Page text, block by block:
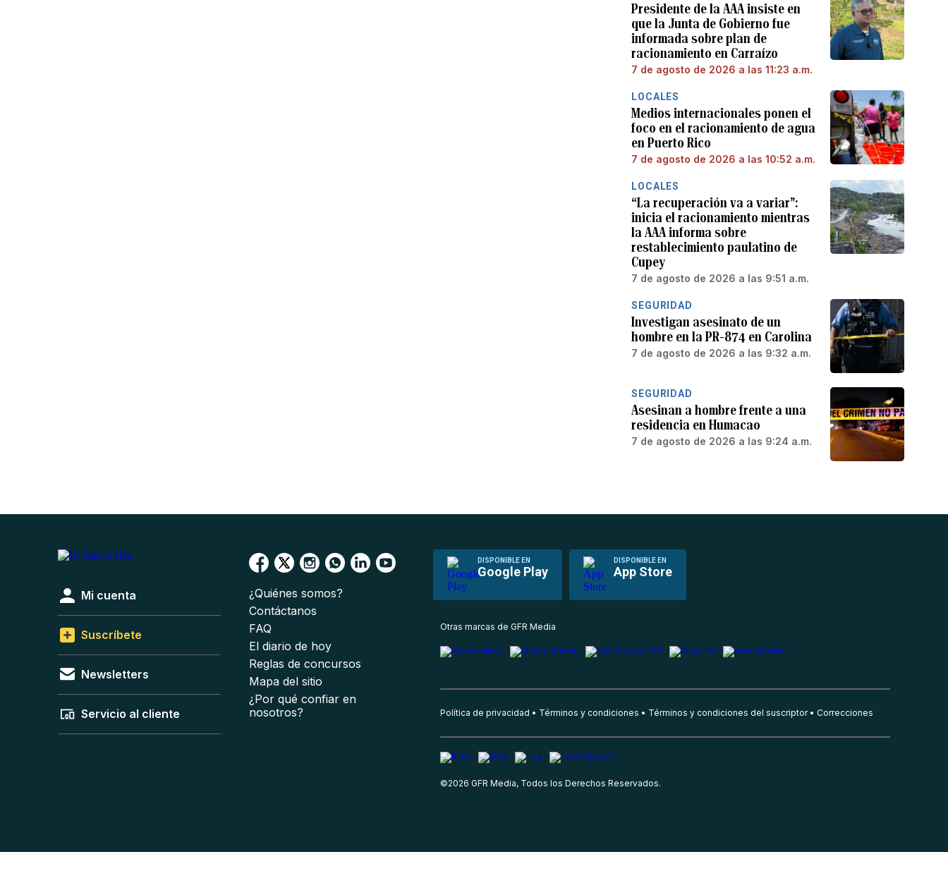
Presidente de la AAA insiste en
que la Junta de Gobierno fue
informada sobre plan de
racionamiento en Carraízo
7 de agosto de 2026 a las 11:23 a.m.
LOCALES
Medios internacionales ponen el
foco en el racionamiento de agua
en Puerto Rico
7 de agosto de 2026 a las 10:52 a.m.
LOCALES
“La recuperación va a variar”:
inicia el racionamiento mientras
la AAA informa sobre
restablecimiento paulatino de
Cupey
7 de agosto de 2026 a las 9:51 a.m.
SEGURIDAD
Investigan asesinato de un
hombre en la PR-874 en Carolina
7 de agosto de 2026 a las 9:32 a.m.
SEGURIDAD
Asesinan a hombre frente a una
residencia en Humacao
7 de agosto de 2026 a las 9:24 a.m.
DISPONIBLE EN
Google Play
DISPONIBLE EN
App Store
Mi cuenta
Suscríbete
Newsletters
Servicio al cliente
¿Quiénes somos?
Contáctanos
FAQ
El diario de hoy
Reglas de concursos
Mapa del sitio
¿Por qué confiar en
nosotros?
Otras marcas de GFR Media
Política de privacidad Términos y condiciones Términos y condiciones del suscriptor Correcciones
©2026 GFR Media, Todos los Derechos Reservados.